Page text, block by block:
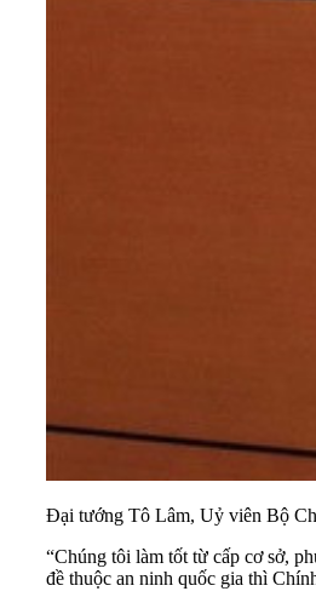
Đại tướng Tô Lâm, Uỷ viên Bộ
“Chúng tôi làm tốt từ cấp cơ sở,
đề thuộc an ninh quốc gia thì